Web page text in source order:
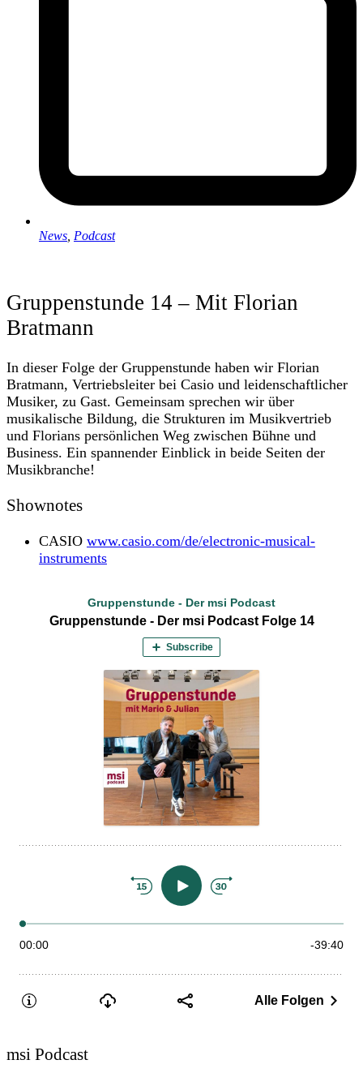
News Podcast
Gruppenstunde 14 – Mit Florian
Bratmann
In dieser Folge der Gruppenstunde haben wir Florian
Bratmann, Vertriebsleiter bei Casio und leidenschaftlicher
Musiker, zu Gast. Gemeinsam sprechen wir über
musikalische Bildung, die Strukturen im Musikvertrieb
und Florians persönlichen Weg zwischen Bühne und
Business. Ein spannender Einblick in beide Seiten der
Musikbranche!
Shownotes
CASIO www.casio.com/de/electronic-musical-
instruments
msi Podcast